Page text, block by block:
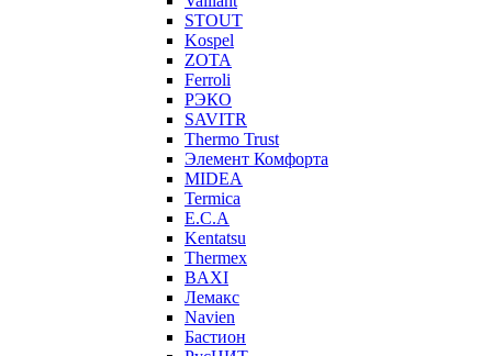
STOUT
Kospel
ZOTA
Ferroli
РЭКО
SAVITR
Thermo Trust
Элемент Комфорта
MIDEA
Termica
E.C.A
Kentatsu
Thermex
BAXI
Лемакс
Navien
Бастион